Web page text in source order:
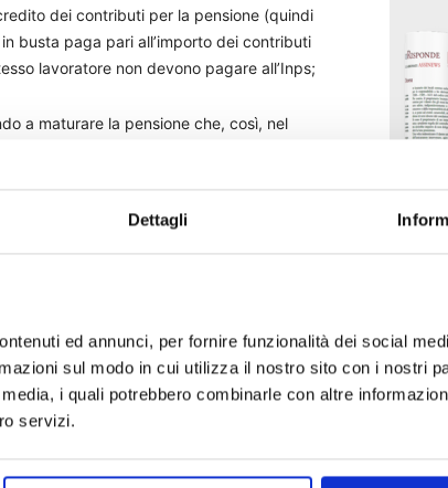
Dettagli
ed annunci, per fornire funzionalità dei social
sul modo in cui utilizza il nostro sito con i nostri
i quali potrebbero combinarle con altre
servizi.
dei contributi per la pensione (quindi
busta paga pari all’importo dei contributi
lavoratore non devono pagare all’Inps;
a maturare la pensione che, così, nel
requisiti entro la fine dell’anno 2023, quota
62 anni alle prese con la scelta. Si
una retribuzione mensile di 2 mila euro: i
a lavoro senza optare per il premio di
in busta paga di 19 euro mensili, ma
di cinque anni. Questo deriva dal fatto
Maroni”, al quale è stato equiparato,
vista fiscale.
Spettava ai lavoratori con diritto alla
pensionamento siglando un nuovo contratto